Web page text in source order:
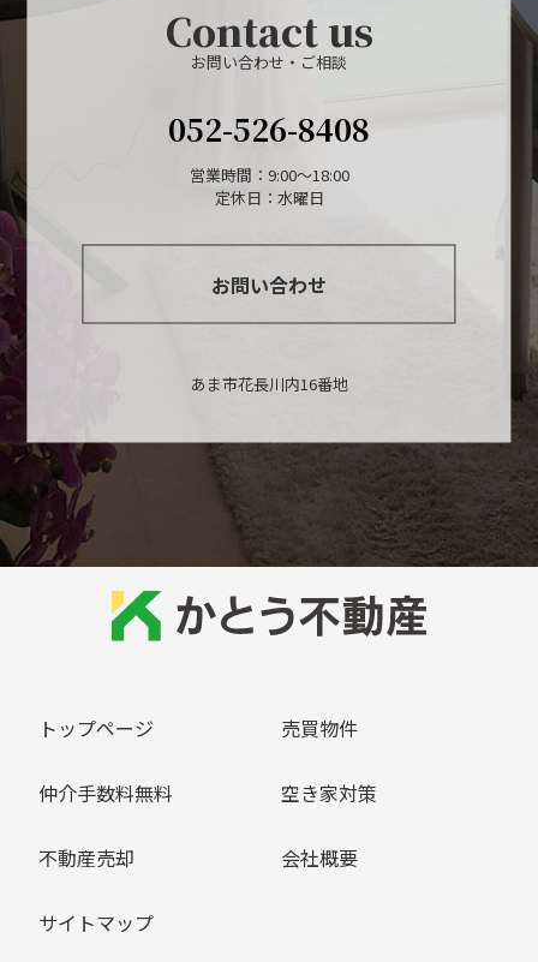
Contact us
お問い合わせ・ご相談
052-526-8408
営業時間：9:00～18:00
定休日：水曜日
お問い合わせ
あま市花長川内16番地
トップページ 売買物件
仲介手数料無料 空き家対策
不動産売却 会社概要
サイトマップ